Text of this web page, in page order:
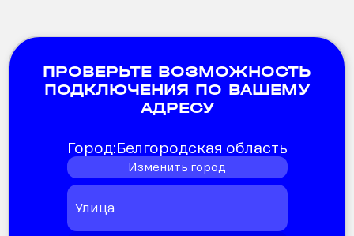
ПРОВЕРЬТЕ ВОЗМОЖНОСТЬ
ПОДКЛЮЧЕНИЯ ПО ВАШЕМУ
АДРЕСУ
Город:Белгородская область
Изменить город